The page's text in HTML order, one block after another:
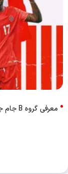
معرفی گروه B جام جهانی ۲۰۲۶؛ نبرد مدعیان برای دو بلیت صعود + فیلم